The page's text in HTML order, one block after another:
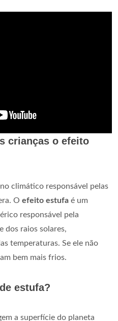
crianças o efeito
climático responsável pelas
O efeito estufa é um
responsável pela
dos raios solares,
temperaturas. Se ele não
bem mais frios.
estufa?
a superfície do planeta